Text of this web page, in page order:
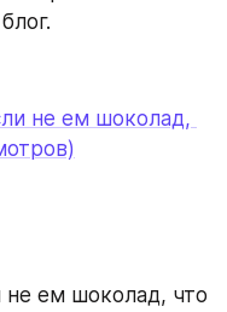
не ем шоколад,
не ем шоколад, что